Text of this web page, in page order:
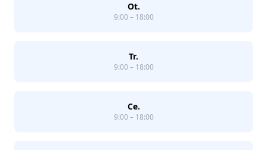
Ot.
9:00 – 18:00
Tr.
9:00 – 18:00
Ce.
9:00 – 18:00